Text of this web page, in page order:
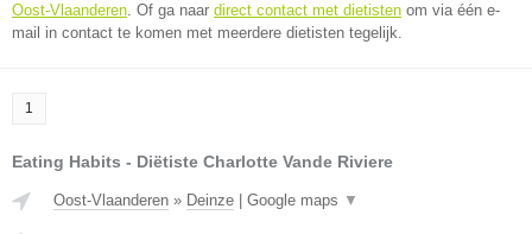
Oost-Vlaanderen. Of ga naar direct contact met dietisten om via één e-
mail in contact te komen met meerdere dietisten tegelijk.
1
Eating Habits - Diëtiste Charlotte Vande Riviere
Oost-Vlaanderen » Deinze Google maps ▼